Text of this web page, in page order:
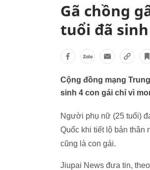
Gã chồng
tuổi đã
Cộng đồng mạng
sinh 4 con gái chỉ vì
Người phụ nữ (25 tuổi)
Quốc khi tiết lộ bản thân
cũng là con gái.
Jiupai News đưa tin,